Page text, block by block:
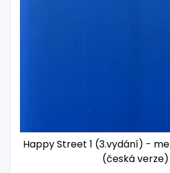
Happy Street 1 (3.vydání) -
(česká verze)